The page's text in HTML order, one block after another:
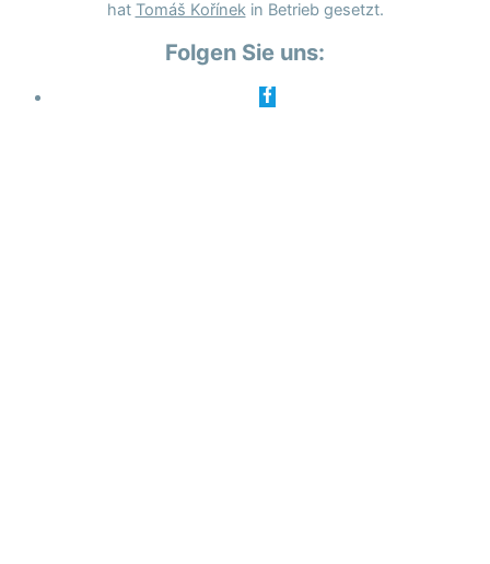
hat Tomáš Kořínekin Betrieb gesetzt.
Folgen Sie uns: